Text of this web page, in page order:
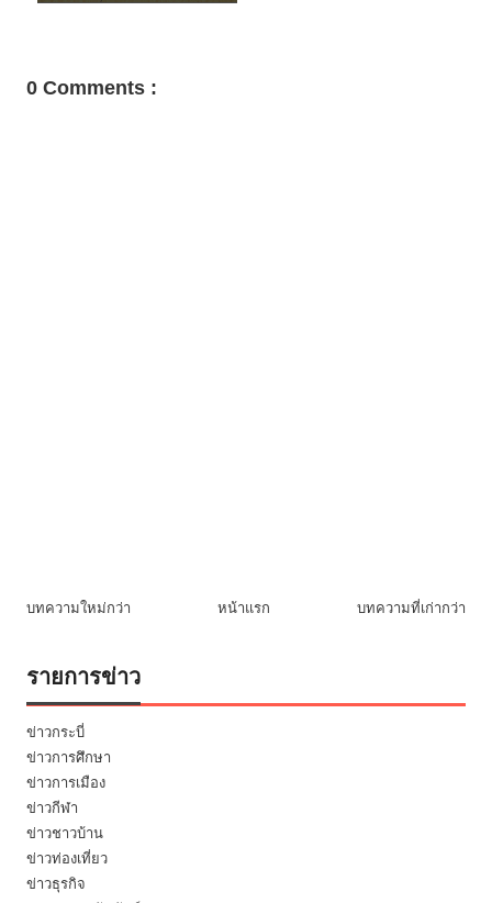
0 Comments :
บทความใหม่กว่า บทความที่เก่ากว่า
หน้าแรก
รายการข่าว
ข่าวกระบี่
ข่าวการศึกษา
ข่าวการเมือง
ข่าวกีฬา
ข่าวชาวบ้าน
ข่าวท่องเที่ยว
ข่าวธุรกิจ